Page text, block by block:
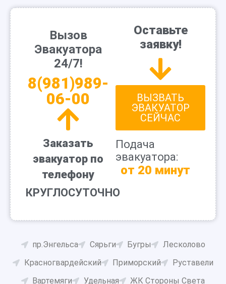
Вызов
Эвакуатора
24/7!
8(981)989-
06-00
Заказать
эвакуатор по
телефону
КРУГЛОСУТОЧНО
Оставьте
заявку!
ВЫЗВАТЬ
ЭВАКУАТОР
СЕЙЧАС
Подача
эвакуатора:
от 20 минут
пр.Энгельса Сярьги Бугры
Лесколово
Красногвардейский
Приморский
Руставели
Вартемяги
Удельная ЖК Стороны Света